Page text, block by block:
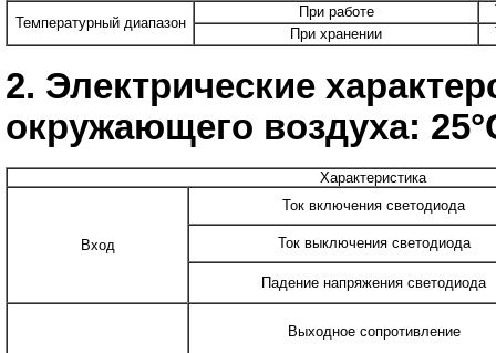
Температурный диапазон
При работе
При хранении
2. Электрические
окружающего воздуха:
Характеристика
Вход
Ток включения светодиода
Ток выключения светодиода
Падение напряжения светодиода
Выходное сопротивление